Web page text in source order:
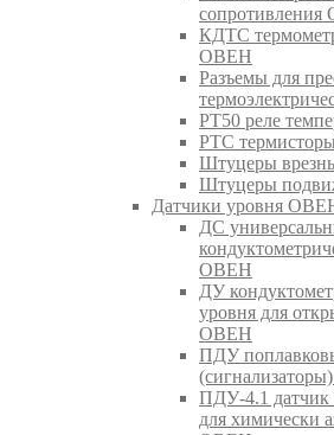
КДТС
ОВЕН
Разъемы для
РТ50 реле
РТС
Штуцеры
Штуцеры
Датчики уровня
ДС
ОВЕН
ДУ
уровня для
ОВЕН
ПДУ
ПДУ-4.1 датчик
для химически